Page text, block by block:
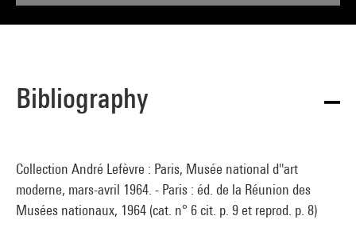
Bibliography
Collection André Lefèvre : Paris, Musée national d''art
moderne, mars-avril 1964. - Paris : éd. de la Réunion des
Musées nationaux, 1964 (cat. n° 6 cit. p. 9 et reprod. p. 8)